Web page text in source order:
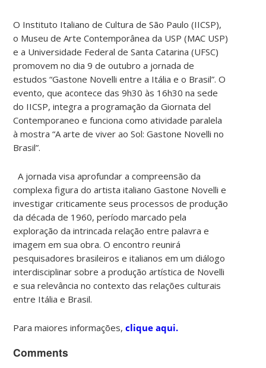
O Instituto Italiano de Cultura de São Paulo (IICSP),
o Museu de Arte Contemporânea da USP (MAC USP)
e a Universidade Federal de Santa Catarina (UFSC)
promovem no dia 9 de outubro a jornada de
estudos “Gastone Novelli entre a Itália e o Brasil”. O
evento, que acontece das 9h30 às 16h30 na sede
do IICSP, integra a programação da Giornata del
Contemporaneo e funciona como atividade paralela
à mostra “A arte de viver ao Sol: Gastone Novelli no
Brasil”.
A jornada visa aprofundar a compreensão da
complexa figura do artista italiano Gastone Novelli e
investigar criticamente seus processos de produção
da década de 1960, período marcado pela
exploração da intrincada relação entre palavra e
imagem em sua obra. O encontro reunirá
pesquisadores brasileiros e italianos em um diálogo
interdisciplinar sobre a produção artística de Novelli
e sua relevância no contexto das relações culturais
entre Itália e Brasil.
Para maiores informações,clique aqui.
Comments